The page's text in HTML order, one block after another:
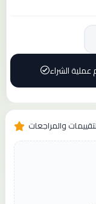
عملية الشراء
والمراجعات